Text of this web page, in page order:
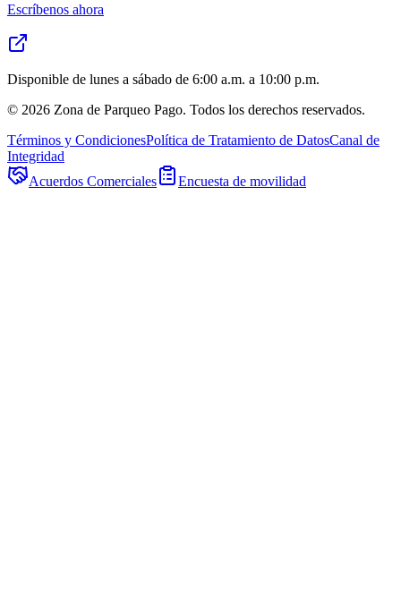
Escríbenos ahora
Disponible de lunes a sábado de 6:00 a.m. a 10:00 p.m.
© 2026 Zona de Parqueo Pago. Todos los derechos reservados.
Términos y CondicionesPolítica de Tratamiento de DatosCanal de
Integridad
Acuerdos Comerciales
Encuesta de movilidad